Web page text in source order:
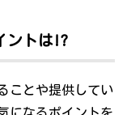
ントは!?
ことや提供してい